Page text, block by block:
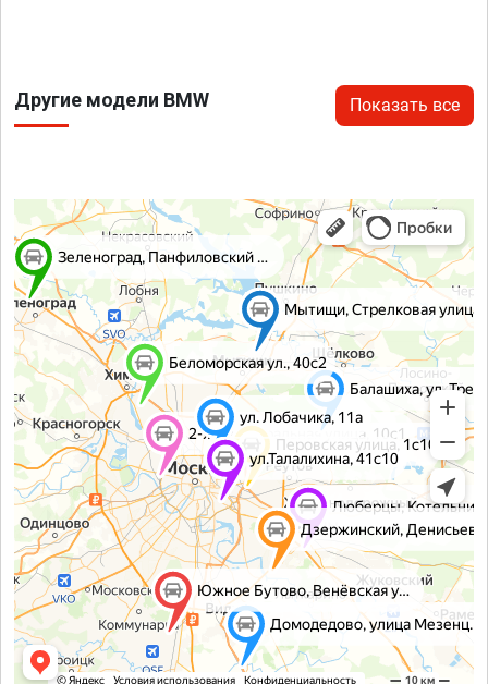
Другие модели BMW Показать все